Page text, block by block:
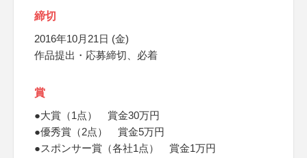
締切
2016年10月21日 (金)
作品提出・応募締切、必着
賞
●大賞（1点） 賞金30万円
●優秀賞（2点） 賞金5万円
●スポンサー賞（各社1点） 賞金1万円